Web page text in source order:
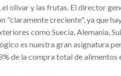
el olivar y las frutas. El director
"claramente creciente", ya que
como Suecia, Alemania,
es nuestra gran asignatura
de la compra total de alimentos